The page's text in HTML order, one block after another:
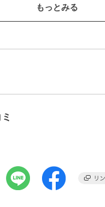
さりげないオシャレポイント♪
くく、見分けやすい◎
ル使いの代表ブラック
能の使い方≫